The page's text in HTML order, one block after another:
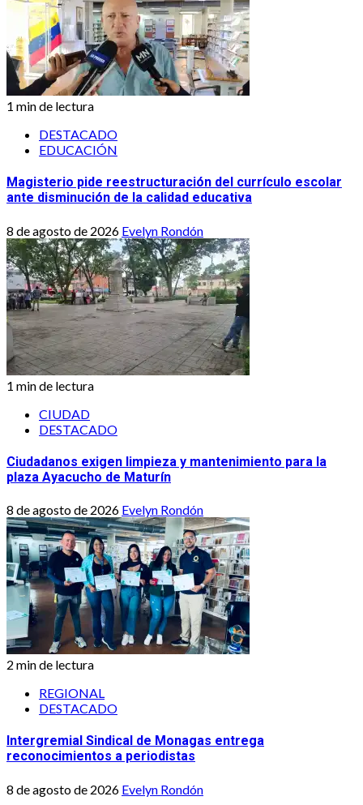
1 min de lectura
DESTACADO
EDUCACIÓN
Magisterio pide reestructuración del currículo escolar
ante disminución de la calidad educativa
8 de agosto de 2026 Evelyn Rondón
1 min de lectura
CIUDAD
DESTACADO
Ciudadanos exigen limpieza y mantenimiento para la
plaza Ayacucho de Maturín
8 de agosto de 2026 Evelyn Rondón
2 min de lectura
REGIONAL
DESTACADO
Intergremial Sindical de Monagas entrega
reconocimientos a periodistas
8 de agosto de 2026 Evelyn Rondón